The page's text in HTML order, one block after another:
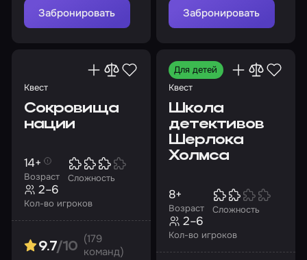
Забронировать Забронировать
Квест
Сокровища
нации
Возраст
14+
Сложность
Кол-во игроков
2–6
9.7/10
(179
команд)
Для детей
Квест
Школа
детективов
Шерлока
Холмса
Возраст
8+
Сложность
Кол-во игроков
2–6